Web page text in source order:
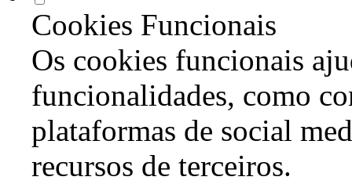
Cookies Funcionais
Os cookies funcionais
funcionalidades, como
plataformas de social
recursos de terceiros.